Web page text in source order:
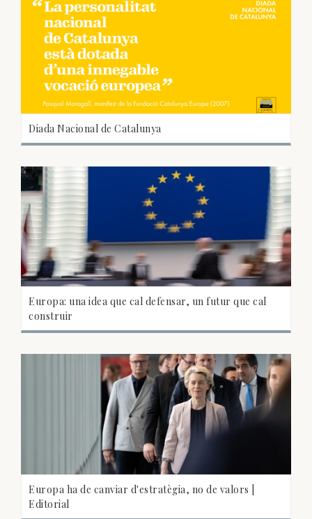
Diada Nacional de Catalunya
Europa: una idea que cal defensar, un futur que cal
construir
Europa ha de canviar d'estratègia, no de valors |
Editorial